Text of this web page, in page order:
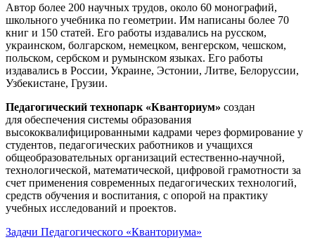
Автор более 200 научных трудов, около 60 монографий,
школьного учебника по геометрии. Им написаны более 70
книг и 150 статей. Его работы издавались на русском,
украинском, болгарском, немецком, венгерском, чешском,
польском, сербском и румынском языках. Его работы
издавались в России, Украине, Эстонии, Литве, Белоруссии,
Узбекистане, Грузии.
Педагогический технопарк «Кванториум» создан
для обеспечения системы образования
высококвалифицированными кадрами через формирование у
студентов, педагогических работников и учащихся
общеобразовательных организаций естественно-научной,
технологической, математической, цифровой грамотности за
счет применения современных педагогических технологий,
средств обучения и воспитания, с опорой на практику
учебных исследований и проектов.
Задачи Педагогического «Кванториума»